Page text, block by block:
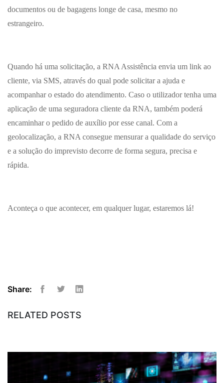
documentos ou de bagagens longe de casa, mesmo no
estrangeiro.
Quando há uma solicitação, a RNA Assistência envia um link ao
cliente, via SMS, através do qual pode solicitar a ajuda e
acompanhar o estado do atendimento. Caso o utilizador tenha uma
aplicação de uma seguradora cliente da RNA, também poderá
encaminhar o pedido de auxílio por esse canal. Com a
geolocalização, a RNA consegue mensurar a qualidade do serviço
e a solução do imprevisto decorre de forma segura, precisa e
rápida.
Aconteça o que acontecer, em qualquer lugar, estaremos lá!
Share:
RELATED POSTS